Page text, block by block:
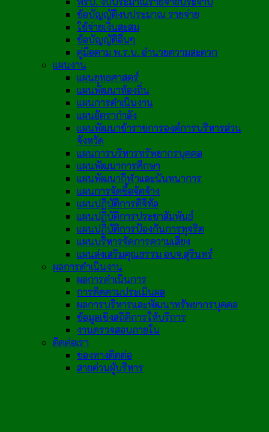
ข้อบัญญัติงบประมาณ รายจ่าย
ใช้จ่ายเงินสะสม
ข้อบัญญัติอื่นๆ
คู่มือตาม พ.ร.บ. อำนวยความสะดวก
แผนงาน
แผนยุทธศาสตร์
แผนพัฒนาท้องถิ่น
แผนการดำเนินงาน
แผนอัตรากำลัง
แผนพัฒนาข้าราชการองค์การบริหารส่วน
จังหวัด
แผนการบริหารทรัพยากรบุคคล
แผนพัฒนาการศึกษา
แผนพัฒนากีฬาและนันทนาการ
แผนการจัดซื้อจัดจ้าง
แผนปฏิบัติการดิจิทัล
แผนปฏิบัติการประชาสัมพันธ์
แผนปฏิบัติการป้องกันการทุจริต
แผนบริหารจัดการความเสี่ยง
แผนส่งเสริมคุณธรรม อบจ.สุรินทร์
ผลการดำเนินงาน
ผลการดำเนินการ
การติดตามประเมินผล
ผลการบริหารและพัฒนาทรัพยากรบุคคล
ข้อมูลเชิงสถิติการให้บริการ
งานตรวจสอบภายใน
ติดต่อเรา
ช่องทางติดต่อ
สายด่วนผู้บริหาร